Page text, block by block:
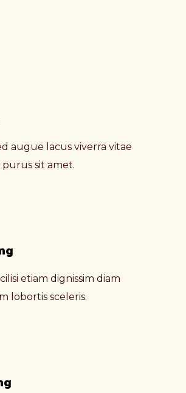
augue lacus viverra vitae
sit amet.
etiam dignissim diam
lobortis sceleris.